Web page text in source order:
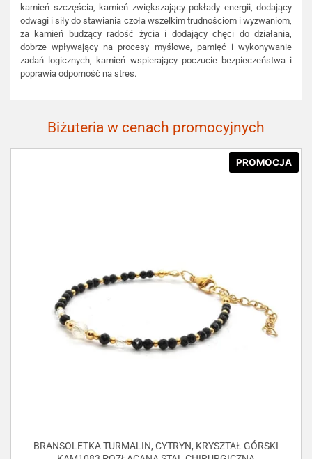
kamień szczęścia, kamień zwiększający pokłady energii, dodający
odwagi i siły do stawiania czoła wszelkim trudnościom i wyzwaniom,
za kamień budzący radość życia i dodający chęci do działania,
dobrze wpływający na procesy myślowe, pamięć i wykonywanie
zadań logicznych, kamień wspierający poczucie bezpieczeństwa i
poprawia odporność na stres.
Biżuteria w cenach promocyjnych
PROMOCJA
BRANSOLETKA TURMALIN, CYTRYN, KRYSZTAŁ GÓRSKI